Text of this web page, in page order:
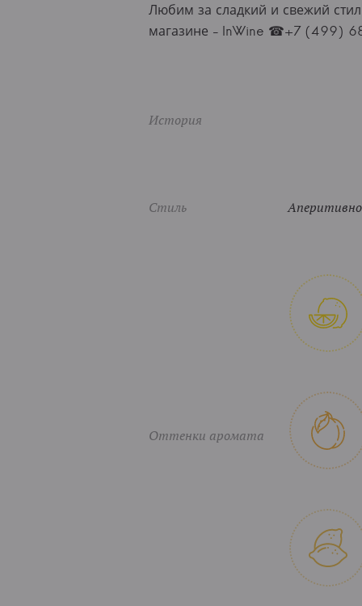
Любим за сладкий и свежий
магазине - InWine ☎+7 (499)
История
Стиль
Оттенки аромата